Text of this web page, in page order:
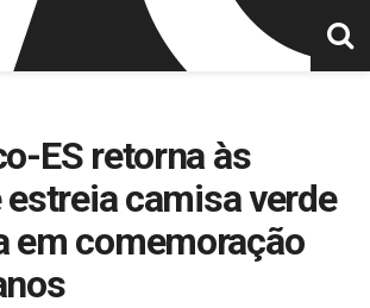
ES retorna às
camisa verde
em comemoração